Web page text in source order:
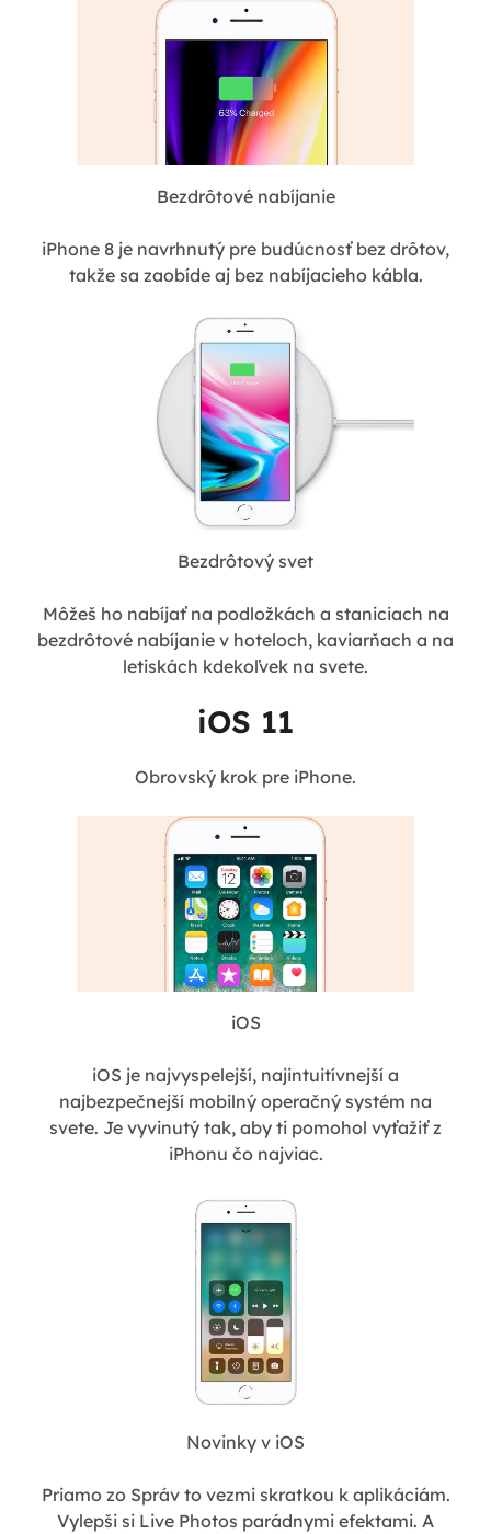
Bezdrôtové nabíjanie
iPhone 8 je navrhnutý pre budúcnosť bez drôtov,
takže sa zaobíde aj bez nabíjacieho kábla.
Bezdrôtový svet
Môžeš ho nabíjať na podložkách a staniciach na
bezdrôtové nabíjanie v hoteloch, kaviarňach a na
letiskách kdekoľvek na svete.
iOS 11
Obrovský krok pre iPhone.
iOS
iOS je najvyspelejší, najintuitívnejší a
najbezpečnejší mobilný operačný systém na
svete. Je vyvinutý tak, aby ti pomohol vyťažiť z
iPhonu čo najviac.
Novinky v iOS
Priamo zo Správ to vezmi skratkou k aplikáciám.
Vylepši si Live Photos parádnymi efektami. A